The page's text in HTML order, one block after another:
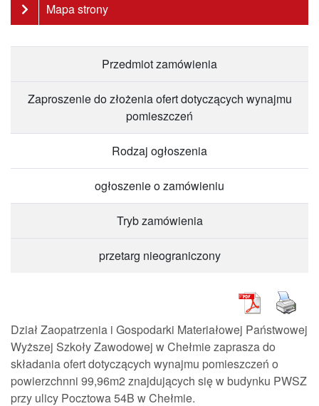
Mapa strony
Przedmiot zamówienia
Zaproszenie do złożenia ofert dotyczących wynajmu
pomieszczeń
Rodzaj ogłoszenia
ogłoszenie o zamówieniu
Tryb zamówienia
przetarg nieograniczony
Dział Zaopatrzenia i Gospodarki Materiałowej Państwowej
Wyższej Szkoły Zawodowej w Chełmie zaprasza do
składania ofert dotyczących wynajmu pomieszczeń o
powierzchnni 99,96m2 znajdujących się w budynku PWSZ
przy ulicy Pocztowa 54B w Chełmie.